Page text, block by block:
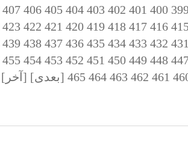
400
401
402
403
404
405
406
407
416
417
418
419
420
421
422
423
431
432
433
434
435
436
437
438
439
448
449
450
451
452
453
454
455
461
462
463
464
465 [بعدی] [آخر]